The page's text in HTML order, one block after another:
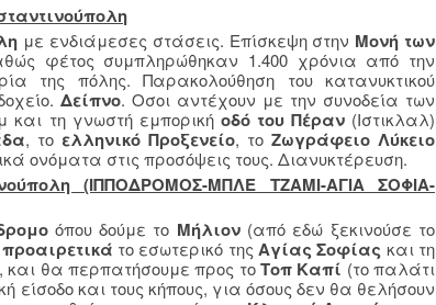
με ενδιάμεσες στάσεις. Επίσκεψη στην Μονή των
φέτος συμπληρώθηκαν 1.400 χρόνια από την
της πόλης. Παρακολούθηση του κατανυκτικού
Δείπνο. Οσοι αντέχουν με την συνοδεία των
τη γνωστή εμπορική οδό του Πέραν(Ιστικλαλ)
, το ελληνικό Προξενείο, το Ζωγράφειο Λύκειο
ονόματα στις προσόψεις τους. Διανυκτέρευση.
(ΙΠΠΟΔΡΟΜΟΣ-ΜΠΛΕ ΤΖΑΜΙ-ΑΓΙΑ ΣΟΦΙΑ-
όπου δούμε το Μήλιον (από εδώ ξεκινούσε το
προαιρετικά το εσωτερικό της Αγίας Σοφίας και τη
, και θα περπατήσουμε προς τοΤοπ Καπί (το παλάτι
και τους κήπους, για όσους δεν θα θελήσουν